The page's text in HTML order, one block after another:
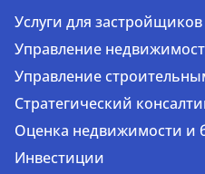
Услуги для
Управление
Управление
Стратегический
Оценка недвижимости и
Инвестиции